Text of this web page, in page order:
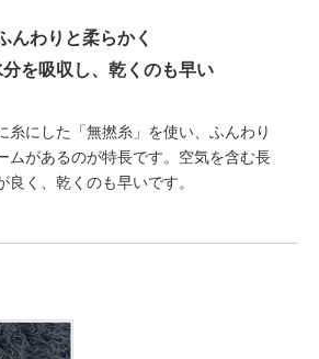
んわりと柔らかく
を吸収し、乾くのも早い
糸にした「無撚糸」を使い、ふんわり
ムがあるのが特長です。空気を含む長
良く、乾くのも早いです。